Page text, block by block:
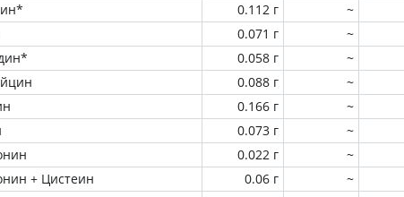
0.112 г
~
0.071 г
~
0.058 г
~
0.088 г
~
0.166 г
~
0.073 г
~
0.022 г
~
+ Цистеин
0.06 г
~